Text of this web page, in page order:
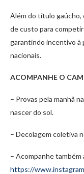
Além do título gaúcho,
de custo para
garantindo incentivo à
nacionais.
ACOMPANHE O
– Provas pela manhã
nascer do sol.
– Decolagem coletiva
– Acompanhe
https://